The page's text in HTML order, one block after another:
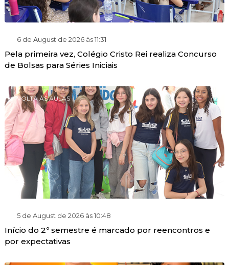
6 de August de 2026 às 11:31
Pela primeira vez, Colégio Cristo Rei realiza Concurso
de Bolsas para Séries Iniciais
VOLTA ÀS AULAS
5 de August de 2026 às 10:48
Início do 2º semestre é marcado por reencontros e
por expectativas